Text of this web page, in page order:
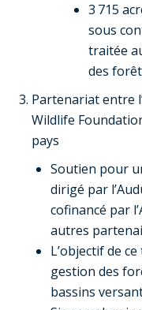
3 715
sous
traitée
des
Partenariat entre
Wildlife
pays
Soutien pour
dirigé par
cofinancé par
autres
L’objectif de
gestion des
bassins